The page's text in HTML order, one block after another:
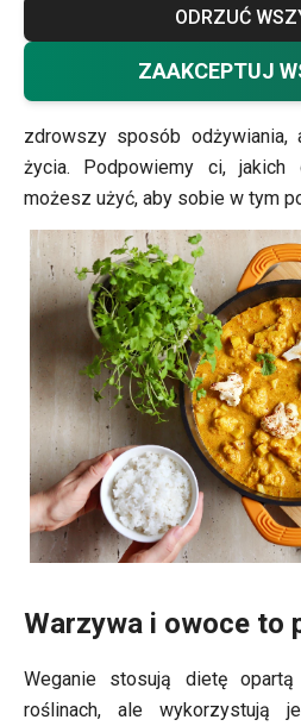
ODRZUĆ
ZAAKCEPTUJ
podejmujemy postanowienia
stylu życia, a zwłaszcza
wypróbuj dietę wegańską
pochodzenia zwierzęcego.
zdrowszy sposób
życia. Podpowiemy ci, jakich
możesz użyć, aby sobie w tym
Warzywa i owoce to
Weganie stosują dietę
roślinach, ale wykorzystują